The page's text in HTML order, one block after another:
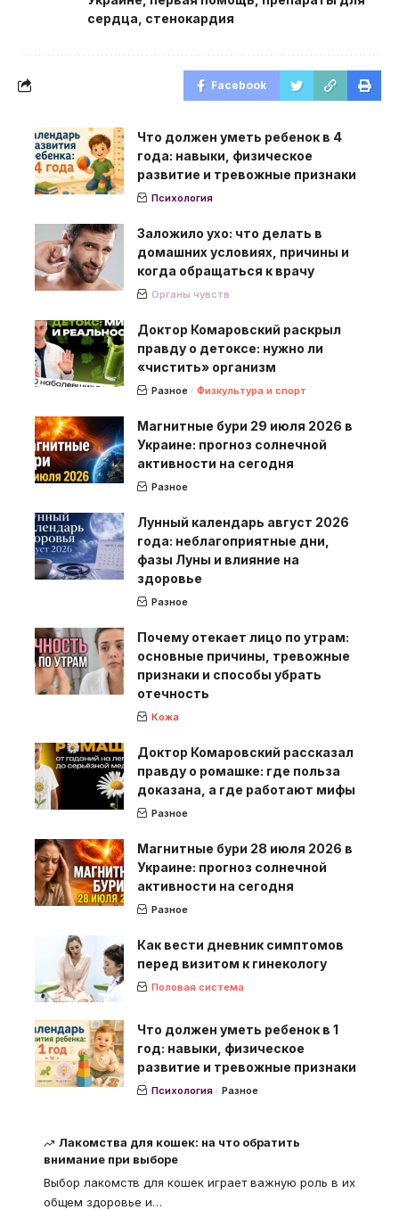
сердца стенокардия
Facebook
Что должен уметь ребенок в 4
года: навыки, физическое
развитие и тревожные признаки
Психология
Заложило ухо: что делать в
домашних условиях, причины и
когда обращаться к врачу
Органы чувств
Доктор Комаровский раскрыл
правду о детоксе: нужно ли
«чистить» организм
Разное Физкультура и спорт
Магнитные бури 29 июля 2026 в
Украине: прогноз солнечной
активности на сегодня
Разное
Лунный календарь август 2026
года: неблагоприятные дни,
фазы Луны и влияние на
здоровье
Разное
Почему отекает лицо по утрам:
основные причины, тревожные
признаки и способы убрать
отечность
Кожа
Доктор Комаровский рассказал
правду о ромашке: где польза
доказана, а где работают мифы
Разное
Магнитные бури 28 июля 2026 в
Украине: прогноз солнечной
активности на сегодня
Разное
Как вести дневник симптомов
перед визитом к гинекологу
Половая система
Что должен уметь ребенок в 1
год: навыки, физическое
развитие и тревожные признаки
Психология Разное
Лакомства для кошек: на что обратить
внимание при выборе
Выбор лакомств для кошек играет важную роль в их
общем здоровье и…